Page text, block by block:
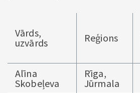
Vārds,
uzvārds
Reģions
Alīna
Skobeļeva
Rīga,
Jūrmala